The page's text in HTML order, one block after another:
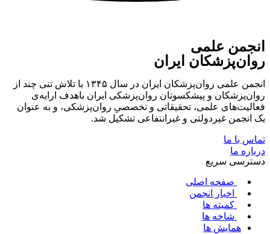
انجمن علمی
روان‌پزشکان ایران
انجمن علمی روان‌پزشکان ایران در سال ۱۳۴۵ با تلاش تنی چند از
روان‌پزشکان و پیشکسوتان روان‌پزشکی ایران باهدف ارایه‌ی
فعالیت‌های علمی، تحقیقاتی و تخصصیِ روان‌پزشکی، و به عنوان
یک انجمن غیردولتی و غیرانتفاعی تشکیل شد.
تماس با ما
درباره ما
دسترسی سریع
صفحه اصلی
اخبار انجمن
کمیته ها
شاخه ها
همایش ها